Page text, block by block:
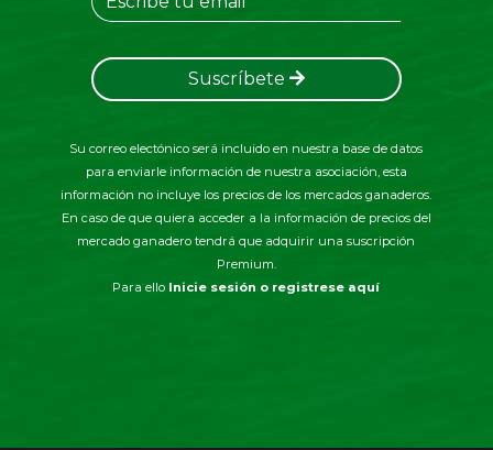
Suscríbete
Su correo electónico será incluido en nuestra base de datos
para enviarle información de nuestra asociación, esta
información no incluye los precios de los mercados ganaderos.
En caso de que quiera acceder a la información de precios del
mercado ganadero tendrá que adquirir una suscripción
Premium.
Para ello Inicie sesión o registrese aquí